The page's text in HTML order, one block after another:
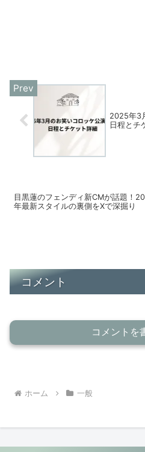
2025年3
日程とチ
目黒蓮のフェンディ新CMが話題！
年最新スタイルの裏側をXで深掘り
コメント
コメントを
ホーム 一般